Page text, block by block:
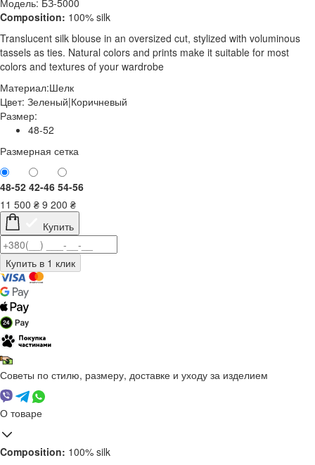
Модель: БЗ-5000
Composition: 100% silk
Translucent silk blouse in an oversized cut, stylized with voluminous
tassels as ties. Natural colors and prints make it suitable for most
colors and textures of your wardrobe
Материал:Шелк
Цвет: Зеленый|Коричневый
Размер:
48-52
Размерная сетка
48-52 42-46 54-56
11 500 ₴ 9 200 ₴
Купить
Советы по стилю, размеру, доставке и уходу за изделием
О товаре
Composition: 100% silk